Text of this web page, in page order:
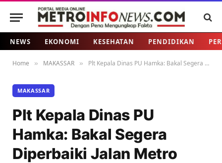
NEWS EKONOMI KESEHATAN PENDIDIKAN
Home » MAKASSAR » Plt Kepala Dinas PU Hamka: Bakal Segera Diperbaiki Jalan Metro yang Dikeluhkan Masyarakat
MAKASSAR
Plt Kepala Dinas PU
Hamka: Bakal Segera
Diperbaiki Jalan Metro